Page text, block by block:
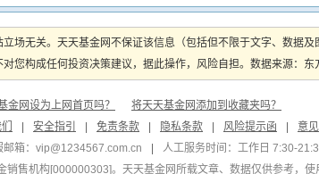
场无关。天天基金网不保证该信息（包括但不限于文字、数据
您构成任何投资决策建议，据此操作，风险自担。数据来源：东
金网设为上网首页吗？
将天天基金网添加到收藏夹吗？
安全指引 免责条款 隐私条款 风险提示函 意
箱： vip@1234567.com.cn
人工服务时间：工作日 7:30-
销售机构[000000303]。天天基金网所载文章、数据仅供参考，使